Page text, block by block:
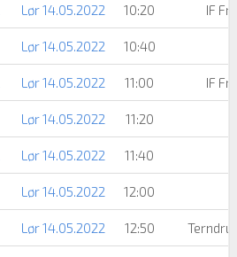
Lør 14.05.2022 10:20 IF
Lør 14.05.2022 10:40
Lør 14.05.2022 11:00 IF
Lør 14.05.2022 11:20
Lør 14.05.2022 11:40
Lør 14.05.2022 12:00
Lør 14.05.2022 12:50